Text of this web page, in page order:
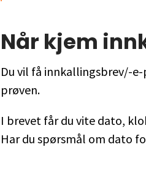
Når kjem
Du vil få innkallingsbrev/-
prøven.
I brevet får du vite dato,
Har du spørsmål om dato